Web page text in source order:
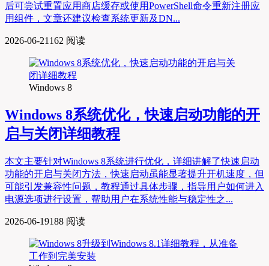
后可尝试重置应用商店缓存或使用PowerShell命令重新注册应
用组件，文章还建议检查系统更新及DN...
2026-06-21 162 阅读
Windows 8
Windows 8系统优化，快速启动功能的开
启与关闭详细教程
本文主要针对Windows 8系统进行优化，详细讲解了快速启动
功能的开启与关闭方法，快速启动虽能显著提升开机速度，但
可能引发兼容性问题，教程通过具体步骤，指导用户如何进入
电源选项进行设置，帮助用户在系统性能与稳定性之...
2026-06-19188 阅读